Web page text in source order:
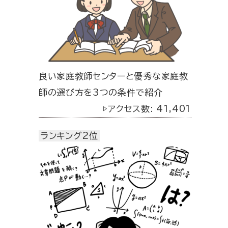
良い家庭教師センターと優秀な家庭教
師の選び方を3つの条件で紹介
▷アクセス数: 41,401
ランキング2位